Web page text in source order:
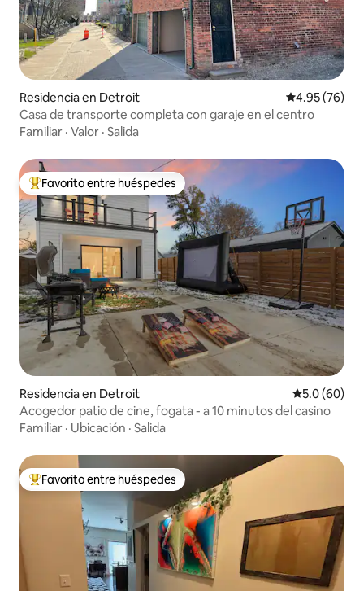
Residencia en Detroit Calificación
4.95 (76)
Casa de transporte completa con garaje en el centro
Familiar · Valor · Salida
De los mejores en Favorito entre huéspedes
Favorito entre huéspedes
Residencia en Detroit Calificación
5.0 (60)
Acogedor patio de cine, fogata - a 10 minutos del casino
Familiar · Ubicación · Salida
De los mejores en Favorito entre huéspedes
Favorito entre huéspedes